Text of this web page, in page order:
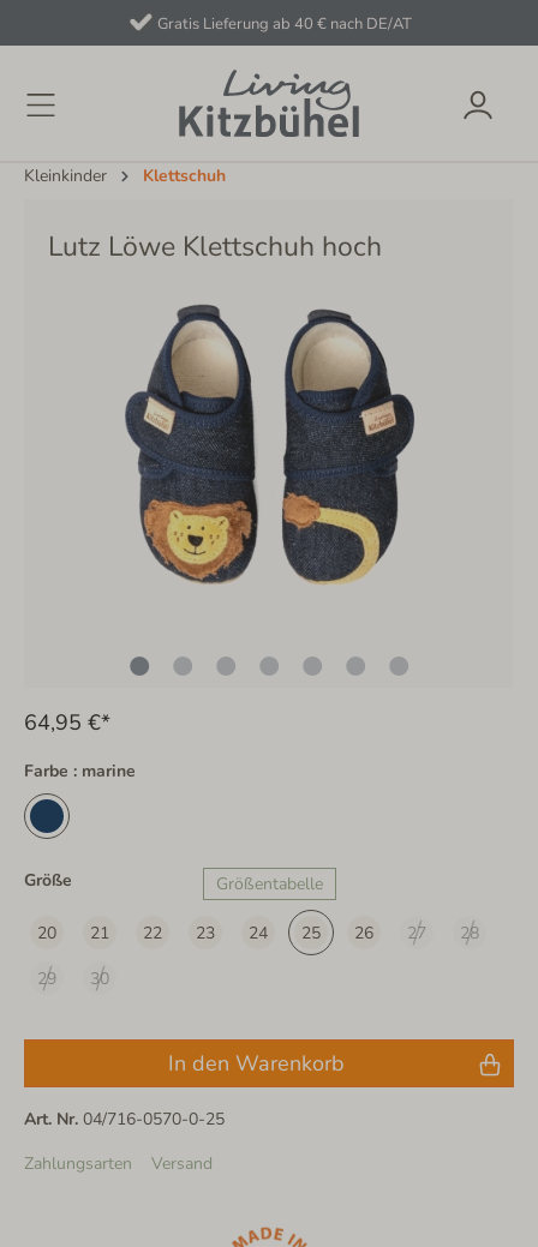
Gratis Lieferung ab 40 € nach DE/AT
Kleinkinder Klettschuh
Lutz Löwe Klettschuh hoch
64,95 €*
Farbe : marine
Größe Größentabelle
20 21 22 23 24 25 26 27
28
29
30
In den Warenkorb
Art. Nr. 04/716-0570-0-25
Zahlungsarten
Versand